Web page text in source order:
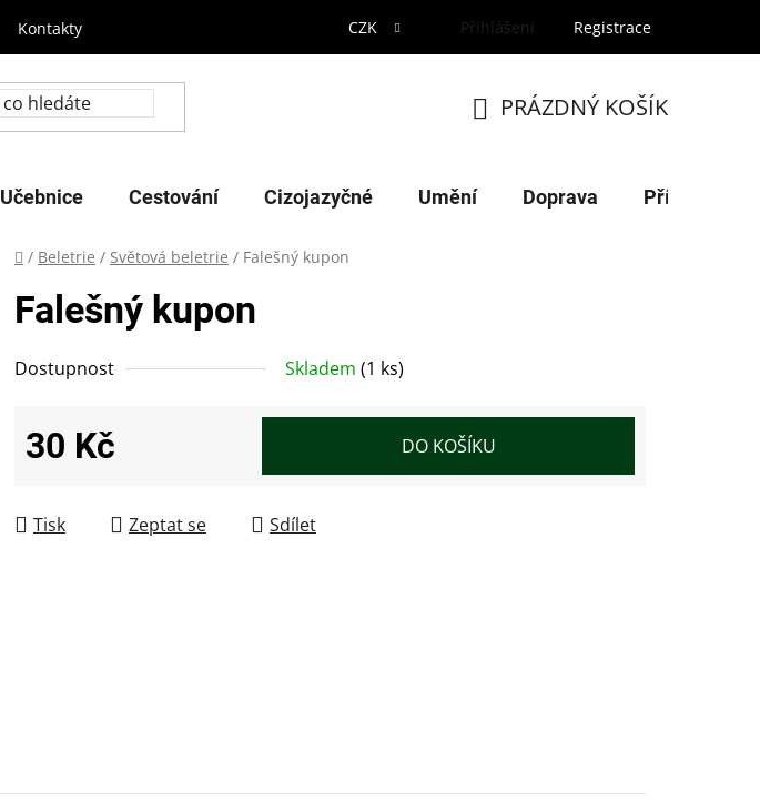
Kontakty CZK Přihlášení Registrace
KOŠÍK
PRÁZDNÝ KOŠÍK
Učebnice Cestování Cizojazyčné Umění Doprava Příroda
Domů
/ Beletrie / Světová beletrie / Falešný kupon
Falešný kupon
Dostupnost Skladem (1 ks)
30 Kč DO KOŠÍKU
Tisk Zeptat se Sdílet